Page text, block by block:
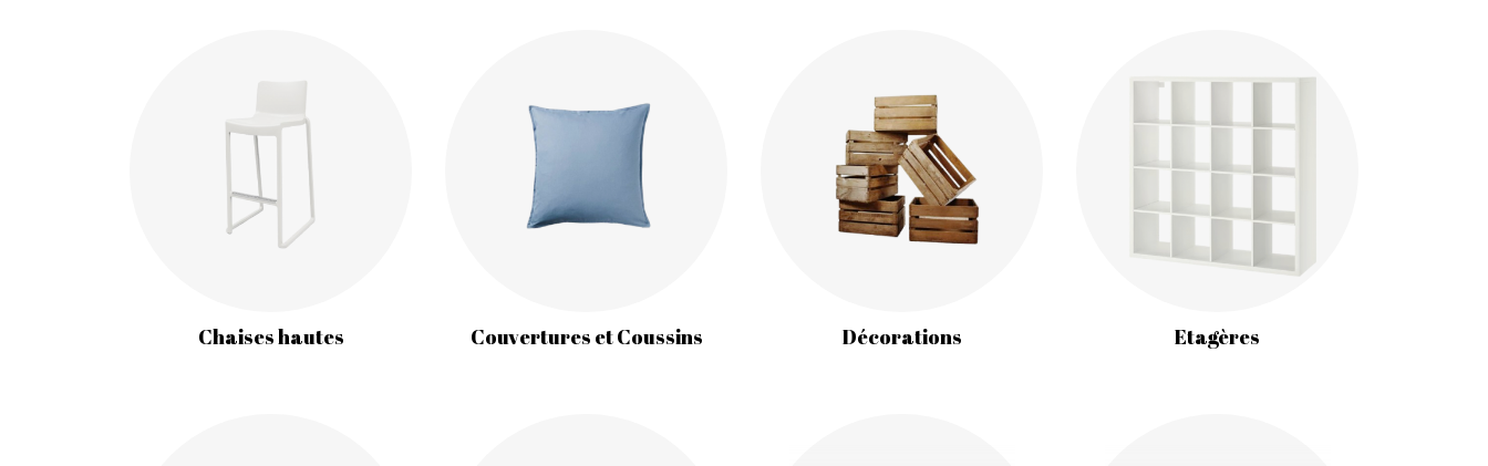
Chaises hautes Couvertures et Coussins Décorations Etagères